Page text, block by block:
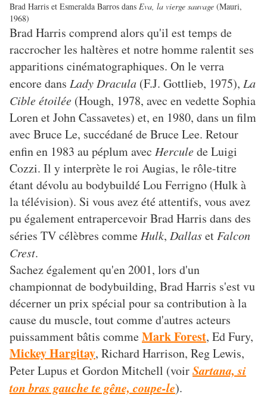
Brad Harris et Esmeralda Barros dans Eva, la vierge sauvage (Mauri,
1968)
Brad Harris comprend alors qu'il est temps de
raccrocher les haltères et notre homme ralentit ses
apparitions cinématographiques. On le verra
encore dans Lady Dracula (F.J. Gottlieb, 1975), La
Cible étoilée (Hough, 1978, avec en vedette Sophia
Loren et John Cassavetes) et, en 1980, dans un film
avec Bruce Le, succédané de Bruce Lee. Retour
enfin en 1983 au péplum avec Herculede Luigi
Cozzi. Il y interprète le roi Augias, le rôle-titre
étant dévolu au bodybuildé Lou Ferrigno (Hulk à
la télévision). Si vous avez été attentifs, vous avez
pu également entrapercevoir Brad Harris dans des
séries TV célèbres comme Hulk, Dallaset Falcon
Crest.
Sachez également qu'en 2001, lors d'un
championnat de bodybuilding, Brad Harris s'est vu
décerner un prix spécial pour sa contribution à la
cause du muscle, tout comme d'autres acteurs
puissamment bâtis commeMark Forest, Ed Fury,
Mickey Hargitay, Richard Harrison, Reg Lewis,
Peter Lupus et Gordon Mitchell (voirSartana, si
ton bras gauche te gêne, coupe-le).